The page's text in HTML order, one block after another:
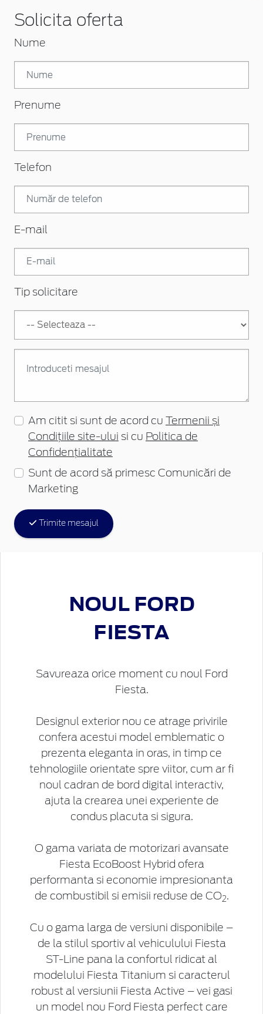
Solicita oferta
Nume
Prenume
Telefon
E-mail
Tip solicitare
Am citit si sunt de acord cu
Termenii și
Condițiile site-ului si cu Politica de
Confidențialitate
Sunt de acord să primesc Comunicări de
Marketing
Trimite mesajul
NOUL FORD
FIESTA
Savureaza orice moment cu noul Ford
Fiesta.
Designul exterior nou ce atrage privirile
confera acestui model emblematic o
prezenta eleganta in oras, in timp ce
tehnologiile orientate spre viitor, cum ar fi
noul cadran de bord digital interactiv,
ajuta la crearea unei experiente de
condus placuta si sigura.
O gama variata de motorizari avansate
Fiesta EcoBoost Hybrid ofera
performanta si economie impresionanta
de combustibil si emisii reduse de CO2.
Cu o gama larga de versiuni disponibile –
de la stilul sportiv al vehiculului Fiesta
ST-Line pana la confortul ridicat al
modelului Fiesta Titanium si caracterul
robust al versiunii Fiesta Active – vei gasi
un model nou Ford Fiesta perfect care